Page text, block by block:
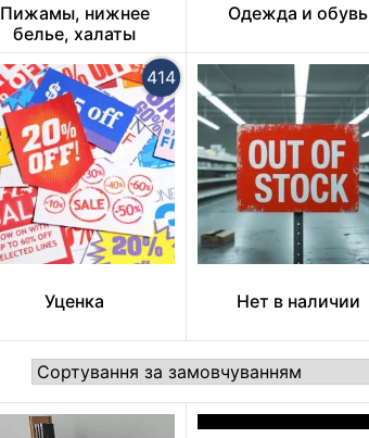
Пижамы, нижнее
белье, халаты
Одежда и обувь
414
Уценка Нет в наличии